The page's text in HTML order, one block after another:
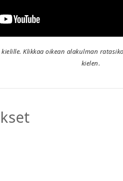
Klikkaa oikean alakulman
kielen.